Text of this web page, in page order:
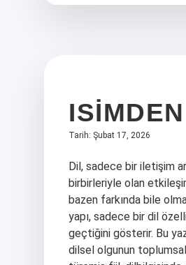
Tarih: Şubat 17, 2026
Dil, sadece bir iletişim
birbirleriyle olan
bazen farkında bile
yapı, sadece bir dil
geçtiğini gösterir. Bu
dilsel olgunun